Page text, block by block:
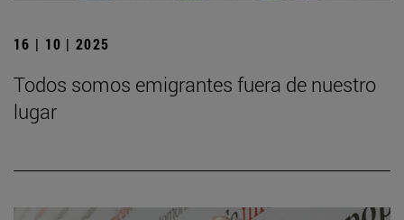
16 | 10 | 2025
Todos somos emigrantes fuera de nuestro
lugar